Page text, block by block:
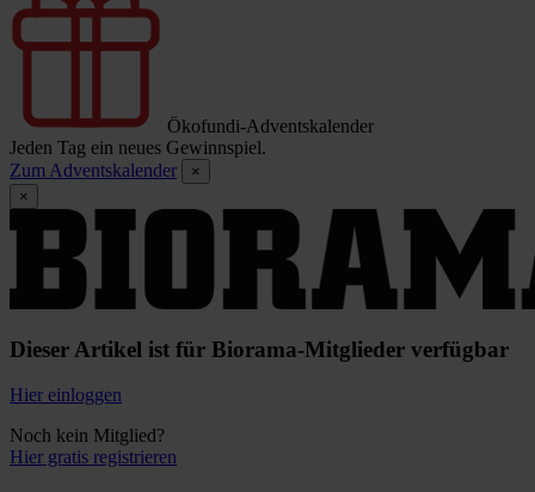
Ökofundi-Adventskalender
Jeden Tag ein neues Gewinnspiel.
Zum Adventskalender
×
×
Dieser Artikel ist für Biorama-Mitglieder verfügbar
Hier einloggen
Noch kein Mitglied?
Hier gratis registrieren